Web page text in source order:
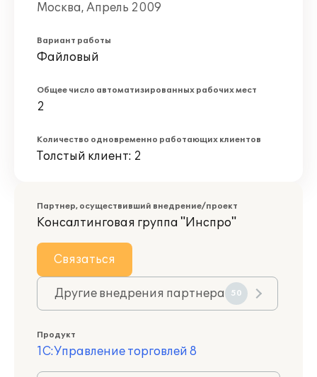
Москва, Апрель 2009
Вариант работы
Файловый
Общее число автоматизированных рабочих мест
2
Количество одновременно работающих клиентов
Толстый клиент: 2
Партнер, осуществивший внедрение/проект
Консалтинговая группа "Инспро"
Связаться
Другие внедрения партнера 50
Продукт
1С:Управление торговлей 8